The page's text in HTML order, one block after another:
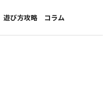
遊び方攻略
コラム
インタビュー